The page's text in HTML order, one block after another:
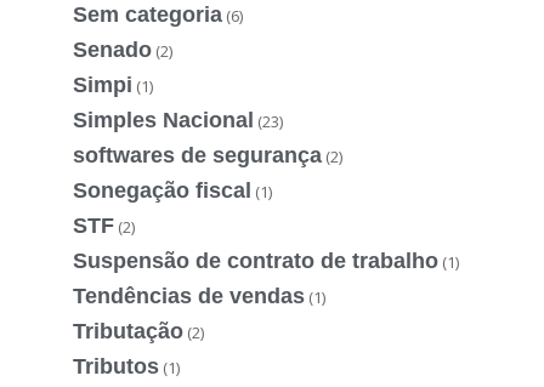
Sem categoria (6)
Senado (2)
Simpi (1)
Simples Nacional (23)
softwares de segurança (2)
Sonegação fiscal (1)
STF (2)
Suspensão de contrato de trabalho (1)
Tendências de vendas (1)
Tributação (2)
Tributos (1)